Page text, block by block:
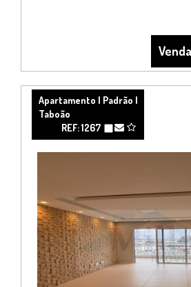
Apartamento | Padrão |
Taboão
REF: 1267